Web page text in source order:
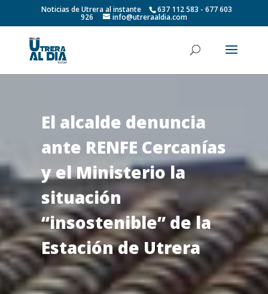
Noticias de Utrera al instante 637 112 583 - 677 603
926 info@utreraaldia.com
El alcalde denuncia
ante RENFE Cercanías
y el Ministerio la
situación
“insostenible” de la
Estación de Utrera